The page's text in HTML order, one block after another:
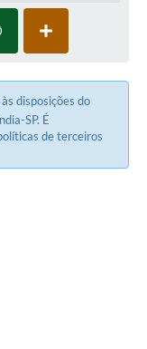
disposições do
SP. É
de terceiros